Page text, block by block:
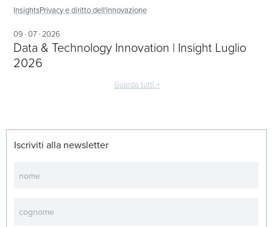
Iscriviti alla newsletter
InsightsPrivacy e diritto dell'innovazione
09 · 07 · 2026
Data & Technology Innovation | Insight Luglio
2026
Guarda tutti +